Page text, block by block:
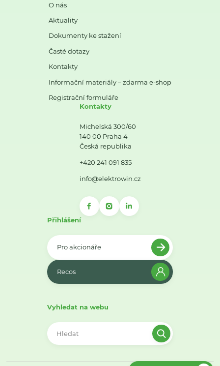
O nás
Aktuality
Dokumenty ke stažení
Časté dotazy
Kontakty
Informační materiály – zdarma e-shop
Registrační formuláře
Kontakty
Michelská 300/60
140 00 Praha 4
Česká republika
+420 241 091 835
info@elektrowin.cz
Přihlášení
Pro akcionáře
Recos
Vyhledat na webu